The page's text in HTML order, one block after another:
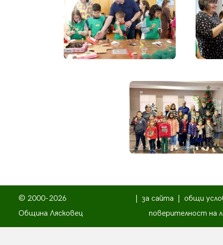
© 2000-2026
Община Лясковец
за сайта
общи
поверителност на